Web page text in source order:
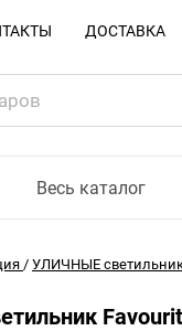
ДОСТАВКА
Весь каталог
/ УЛИЧНЫЕ